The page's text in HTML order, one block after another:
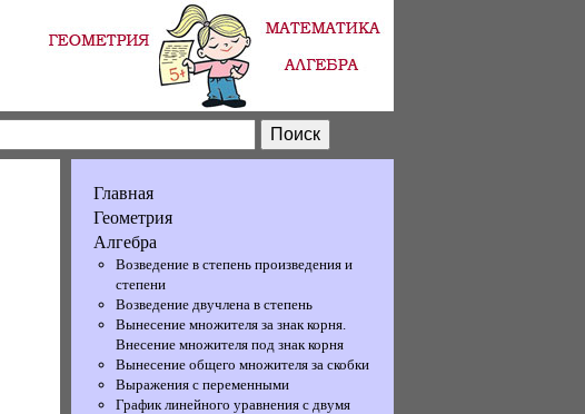
Главная
Геометрия
Алгебра
Возведение в степень произведения и
степени
Возведение двучлена в степень
Вынесение множителя за знак корня.
Внесение множителя под знак корня
Вынесение общего множителя за скобки
Выражения с переменными
График линейного уравнения с двумя